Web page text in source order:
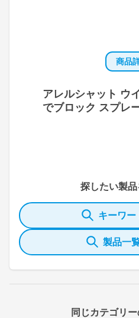
商品
アレルシャット ウ
でブロック スプレ
探したい製
キーワー
製品一
同じカテゴリ